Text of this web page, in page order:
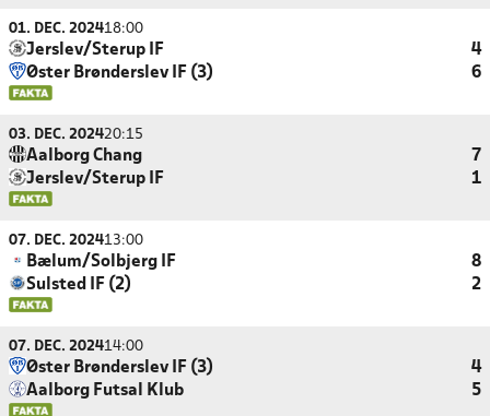
01. DEC. 202418:00
Jerslev/Sterup IF
4
Øster Brønderslev IF (3)
6
03. DEC. 202420:15
Aalborg Chang
7
Jerslev/Sterup IF
1
07. DEC. 202413:00
Bælum/Solbjerg IF
8
Sulsted IF (2)
2
07. DEC. 202414:00
Øster Brønderslev IF (3)
4
Aalborg Futsal Klub
5